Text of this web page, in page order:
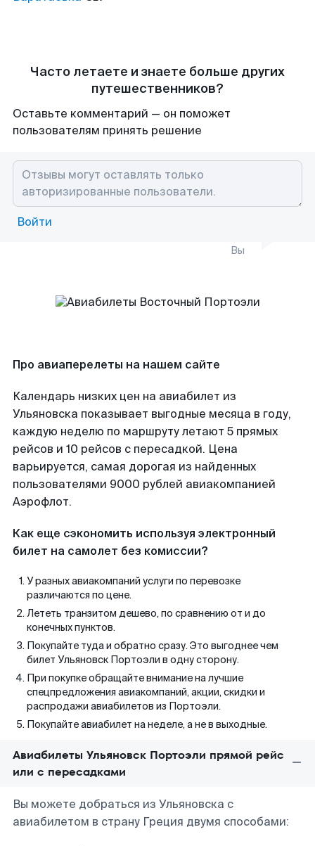
Часто летаете и знаете больше других
путешественников?
Оставьте комментарий — он поможет
пользователям принять решение
Войти
Вы
Про авиаперелеты на нашем сайте
Календарь низких цен на авиабилет из
Ульяновска показывает выгодные месяца в году,
каждую неделю по маршруту летают 5 прямых
рейсов и 10 рейсов с пересадкой. Цена
варьируется, самая дорогая из найденных
пользователями 9000 рублей авиакомпанией
Аэрофлот.
Как еще сэкономить используя электронный
билет на самолет без комиссии?
У разных авиакомпаний услуги по перевозке
различаются по цене.
Лететь транзитом дешево, по сравнению от и до
конечных пунктов.
Покупайте туда и обратно сразу. Это выгоднее чем
билет Ульяновск Портоэли в одну сторону.
При покупке обращайте внимание на лучшие
спецпредложения авиакомпаний, акции, скидки и
распродажи авиабилетов из Портоэли.
Покупайте авиабилет на неделе, а не в выходные.
Авиабилеты Ульяновск Портоэли прямой рейс
или с пересадками
Вы можете добраться из Ульяновска с
авиабилетом в страну Греция двумя способами: